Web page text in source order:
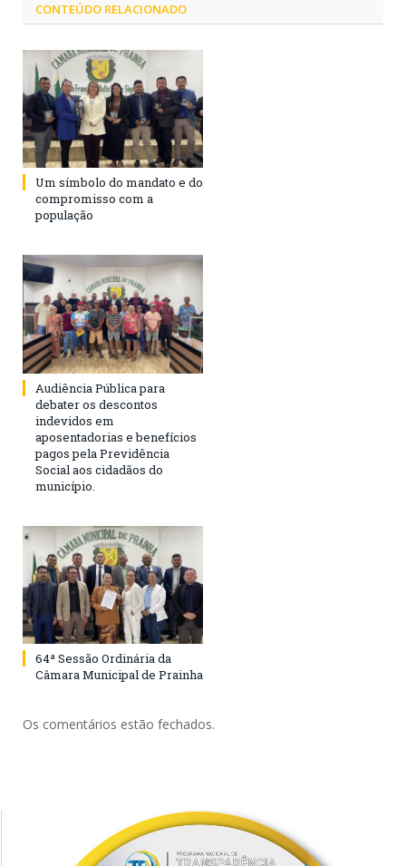
CONTEÚDO RELACIONADO
Um símbolo do mandato e do
compromisso com a
população
Audiência Pública para
debater os descontos
indevidos em
aposentadorias e benefícios
pagos pela Previdência
Social aos cidadãos do
município.
64ª Sessão Ordinária da
Câmara Municipal de Prainha
Os comentários estão fechados.